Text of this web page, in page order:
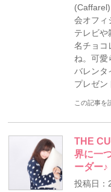
会オフィ
テレビや
名チョコ
ね。可愛
バレンタ
プレゼン
この記事を
THE
界に一
ーダー♪
投稿日：